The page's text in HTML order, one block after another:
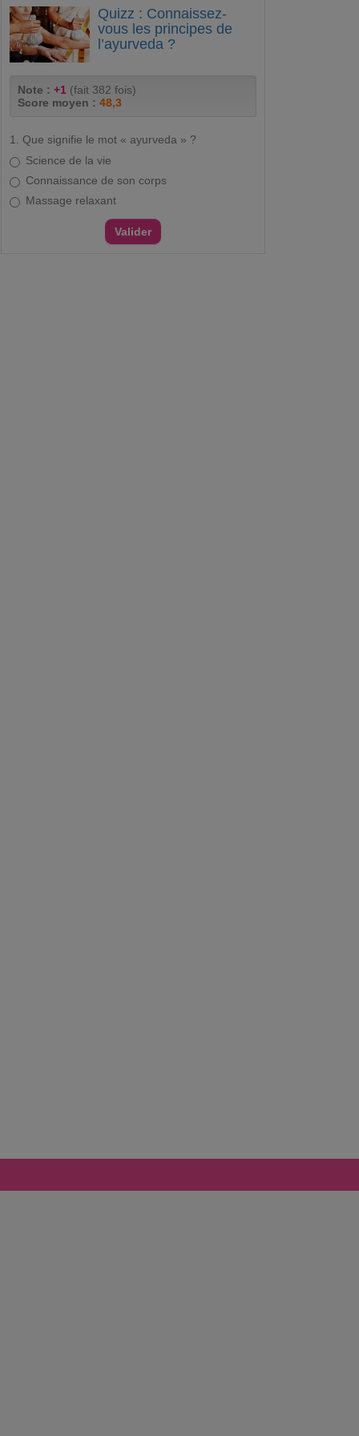
Quizz : Connaissez-
vous les principes de
l’ayurveda ?
Note : +1 (fait 382 fois)
Score moyen : 48,3
1. Que signifie le mot « ayurveda » ?
Science de la vie
Connaissance de son corps
Massage relaxant